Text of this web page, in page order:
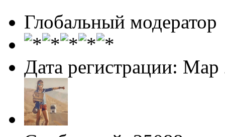
Глобальный модератор
Дата регистрации: Мар